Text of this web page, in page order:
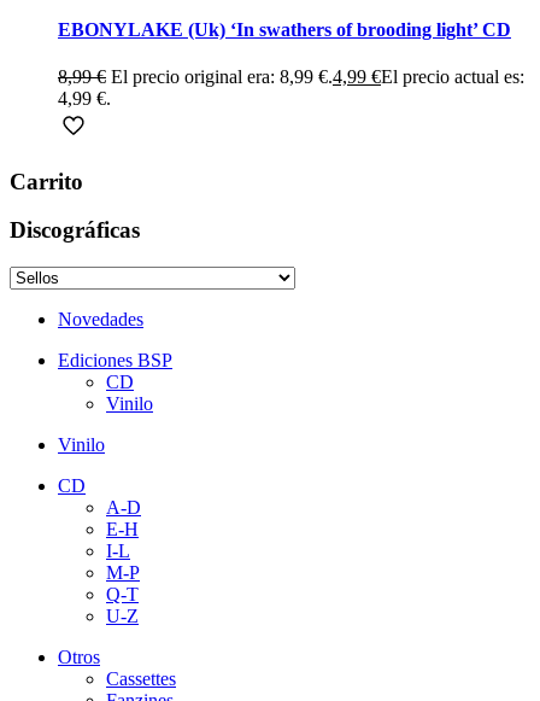
EBONYLAKE (Uk) ‘In swathers of brooding light’ CD
8,99€ El precio original era: 8,99 €.4,99 €El precio actual es:
4,99 €.
Carrito
Discográficas
Novedades
Ediciones BSP
CD
Vinilo
Vinilo
CD
A-D
E-H
I-L
M-P
Q-T
U-Z
Otros
Cassettes